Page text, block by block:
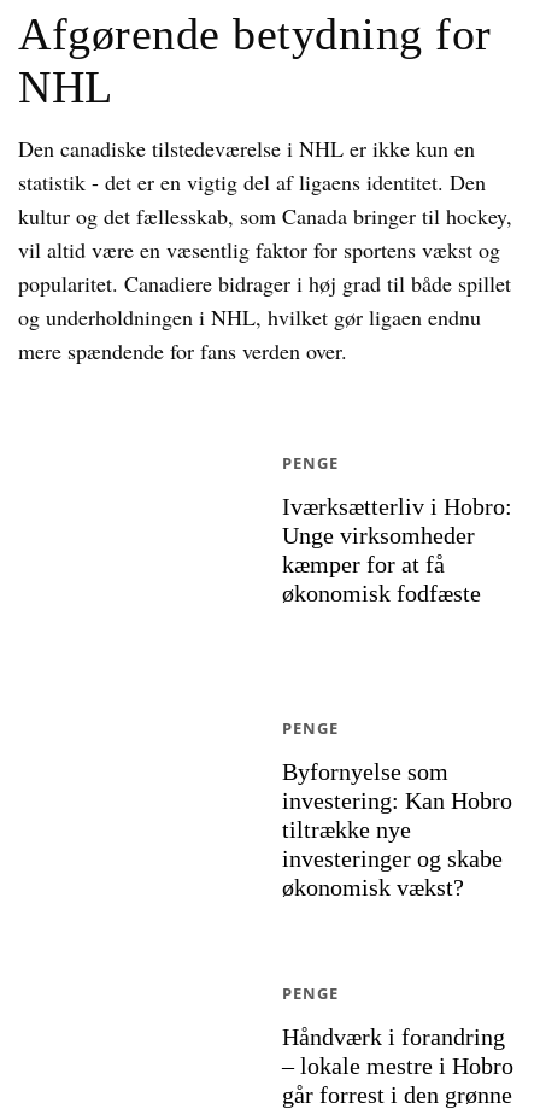
Afgørende betydning for
NHL
Den canadiske tilstedeværelse i NHL er ikke kun en
statistik - det er en vigtig del af ligaens identitet. Den
kultur og det fællesskab, som Canada bringer til hockey,
vil altid være en væsentlig faktor for sportens vækst og
popularitet. Canadiere bidrager i høj grad til både spillet
og underholdningen i NHL, hvilket gør ligaen endnu
mere spændende for fans verden over.
Iværksætterliv i Hobro:
Unge virksomheder
kæmper for at få
økonomisk fodfæste
PENGE
Byfornyelse som
investering: Kan Hobro
tiltrække nye
investeringer og skabe
økonomisk vækst?
PENGE
Håndværk i forandring
– lokale mestre i Hobro
går forrest i den grønne
PENGE